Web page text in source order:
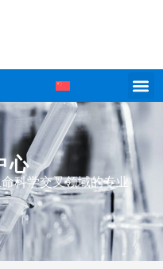
心
科学交叉领域的专业